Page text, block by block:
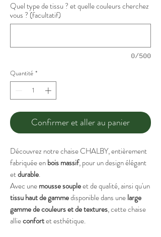
Quel type de tissu ? et quelle couleurs cherchez
vous ? (facultatif)
0/500
Quantité *
Confirmer et aller au panier
Découvrez notre chaise CHALBY, entièrement
fabriquée enbois massif, pour un design élégant
etdurable.
Avec unemousse soupleet de qualité, ainsi qu'un
tissu haut de gammedisponible dans unelarge
gamme de couleurs et de textures, cette chaise
allieconfortet esthétique.